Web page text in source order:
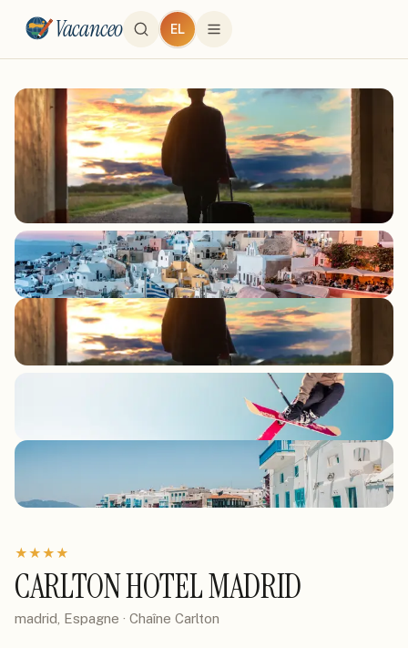
Vacanceo EL
★★★★
CARLTON HOTEL MADRID
madrid, Espagne · Chaîne Carlton